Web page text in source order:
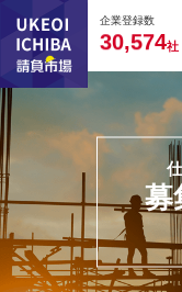
企業登録数
0
3
0
0,
0
5
0
74社
募